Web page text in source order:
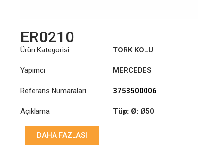
ER0210
Ürün Kategorisi TORK KOLU
Yapımcı MERCEDES
Referans Numaraları 3753500006
Açıklama Tüp: Ø: Ø50
DAHA FAZLASI